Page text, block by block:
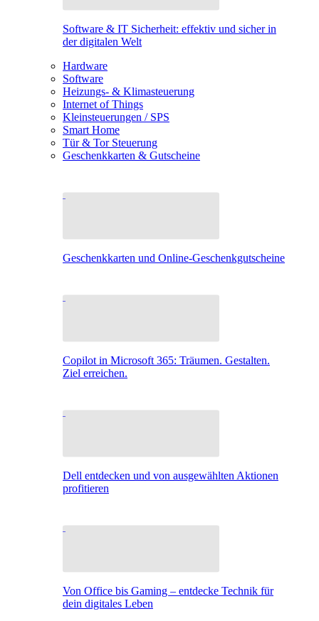
Software & IT Sicherheit: effektiv und sicher in
der digitalen Welt
Hardware
Software
Heizungs- & Klimasteuerung
Internet of Things
Kleinsteuerungen / SPS
Smart Home
Tür & Tor Steuerung
Geschenkkarten & Gutscheine
Geschenkkarten und Online-Geschenkgutscheine
Copilot in Microsoft 365: Träumen. Gestalten.
Ziel erreichen.
Dell entdecken und von ausgewählten Aktionen
profitieren
Von Office bis Gaming – entdecke Technik für
dein digitales Leben